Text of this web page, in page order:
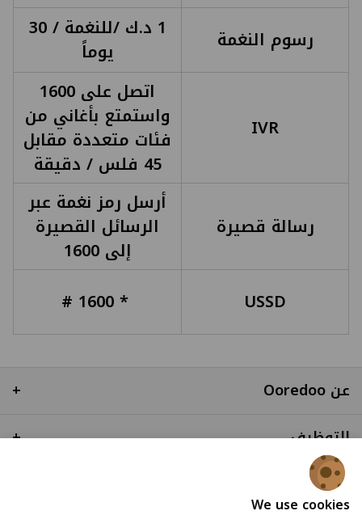
رسوم النغمة 1 د.ك /للنغمة / 30
يوماً
IVR
اتصل على 1600
واستمتع بأغاني من
فئات متعددة مقابل
45 فلس / دقيقة
رسالة قصيرة
أرسل رمز نغمة عبر
الرسائل القصيرة
إلى 1600
USSD
* 1600 #
عن Ooredoo
+
التوظيف
+
روابط سريعة
We use cookies